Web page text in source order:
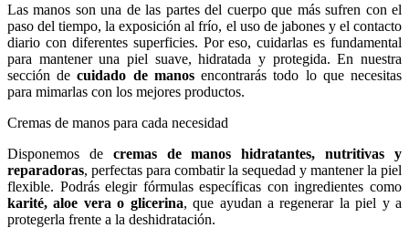
Las manos son una de las partes del cuerpo que más sufren con el
paso del tiempo, la exposición al frío, el uso de jabones y el contacto
diario con diferentes superficies. Por eso, cuidarlas es fundamental
para mantener una piel suave, hidratada y protegida. En nuestra
sección decuidado de manosencontrarás todo lo que necesitas
para mimarlas con los mejores productos.
Cremas de manos para cada necesidad
Disponemos de cremas de manos hidratantes, nutritivas y
reparadoras, perfectas para combatir la sequedad y mantener la piel
flexible. Podrás elegir fórmulas específicas con ingredientes como
karité, aloe vera o glicerina, que ayudan a regenerar la piel y a
protegerla frente a la deshidratación.